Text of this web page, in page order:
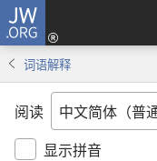
JW.ORG
词语解释
阅读
显示拼音